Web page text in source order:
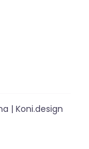
| Koni.design